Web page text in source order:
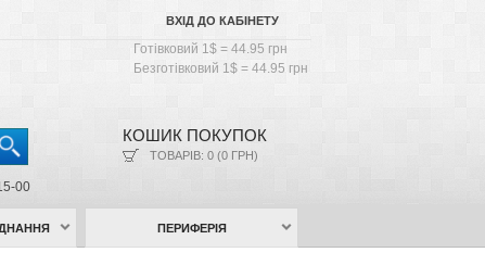
ВХІД ДО КАБІНЕТУ
Готівковий 1$ = 44.95 грн
Безготівковий 1$ = 44.95 грн
КОШИК ПОКУПОК
ТОВАРІВ: 0 (0 ГРН)
00
ПЕРИФЕРІЯ